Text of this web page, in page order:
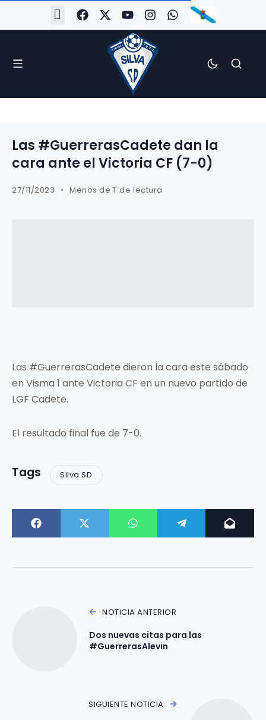
Las #GuerrerasCadete dan la
cara ante el Victoria CF (7-0)
27/11/2023 Menos de 1' de lectura
Las #GuerrerasCadete dieron la cara este sábado
en Visma 1 ante Victoria CF en un nuevo partido de
LGF Cadete.
El resultado final fue de 7-0.
Tags Silva SD
NOTICIA ANTERIOR
Dos nuevas citas para las
#GuerrerasAlevin
SIGUIENTE NOTICIA